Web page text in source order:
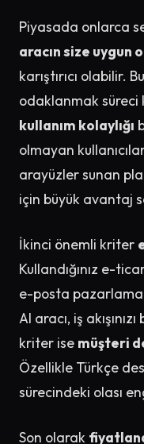
Piyasada onlarca
aracın size uygun
karıştırıcı olabilir.
odaklanmak süreci
kullanım kolaylığı
olmayan
arayüzler sunan
için büyük avantaj
İkinci önemli kriter
Kullandığınız e-
e-posta pazarlama
AI aracı, iş
kriter ise müşteri
Özellikle Türkçe
sürecindeki olası
Son olarak